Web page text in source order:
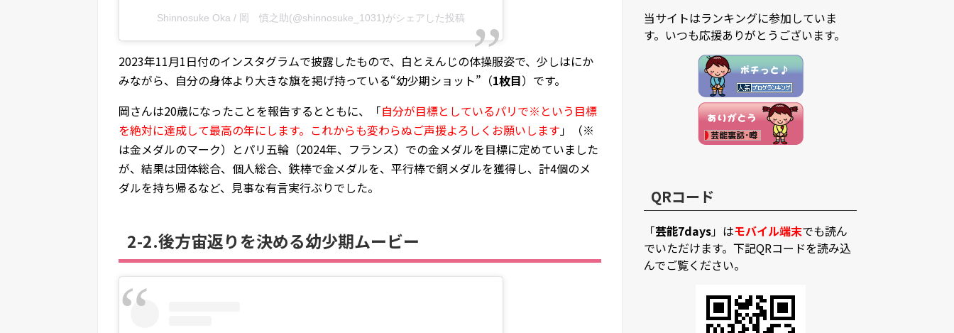
Shinnosuke Oka / 岡 慎之助(@shinnosuke_1031)がシェアした投稿
2023年11月1日付のインスタグラムで披露したもので、白とえんじの体操服姿で、少しはにか
みながら、自分の身体より大きな旗を掲げ持っている“幼少期ショット”（1枚目）です。
岡さんは20歳になったことを報告するとともに、「自分が目標としているパリで※という目標
を絶対に達成して最高の年にします。これからも変わらぬご声援よろしくお願いします」（※
は金メダルのマーク）とパリ五輪（2024年、フランス）での金メダルを目標に定めていました
が、結果は団体総合、個人総合、鉄棒で金メダルを、平行棒で銅メダルを獲得し、計4個のメ
ダルを持ち帰るなど、見事な有言実行ぶりでした。
2-2.後方宙返りを決める幼少期ムービー
当サイトはランキングに参加していま
す。いつも応援ありがとうございます。
QRコード
「芸能7days」はモバイル端末でも読ん
でいただけます。下記QRコードを読み込
んでご覧ください。